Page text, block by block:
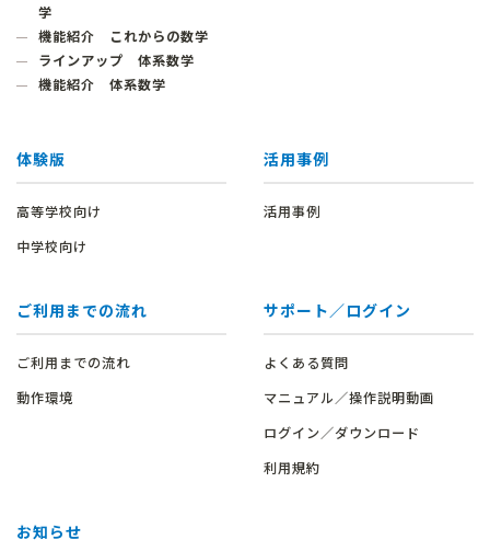
学
機能紹介 これからの数学
ラインアップ 体系数学
機能紹介 体系数学
体験版
高等学校向け
中学校向け
活用事例
活用事例
ご利用までの流れ
ご利用までの流れ
動作環境
サポート／ログイン
よくある質問
マニュアル／操作説明動画
ログイン／ダウンロード
利用規約
お知らせ